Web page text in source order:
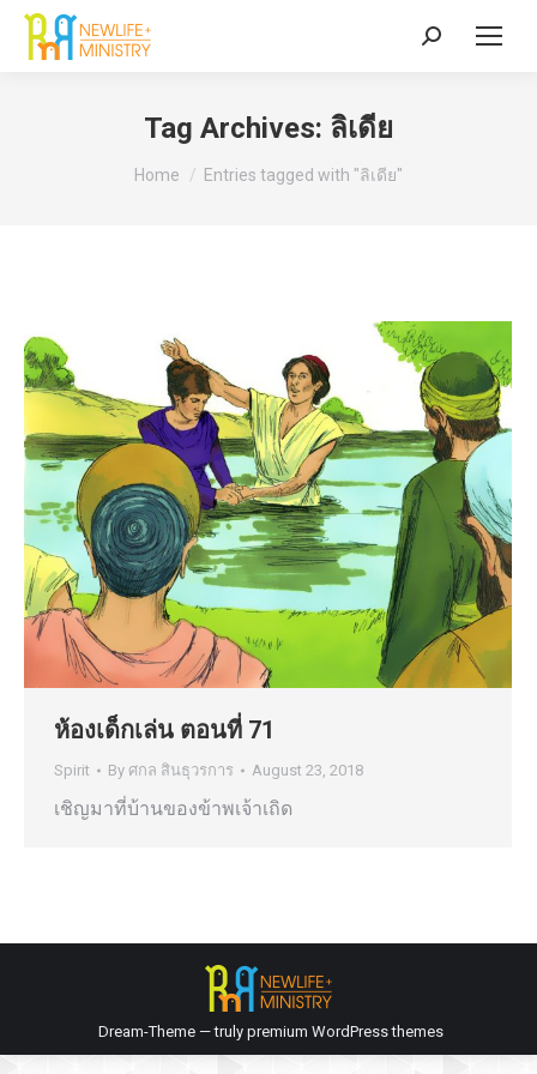
Search:
Tag Archives: ลิเดีย
You are here:
Home Entries tagged with "ลิเดีย"
ห้องเด็กเล่น ตอนที่ 71
Spirit By ศกล สินธุวรการ August 23, 2018
เชิญมาที่บ้านของข้าพเจ้าเถิด
Dream-Theme — truly premium WordPress themes